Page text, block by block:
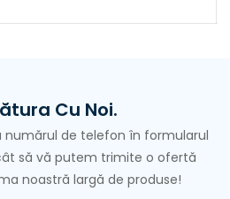
Cu Noi.
numărul de telefon în formularul
să vă putem trimite o ofertă
noastră largă de produse!